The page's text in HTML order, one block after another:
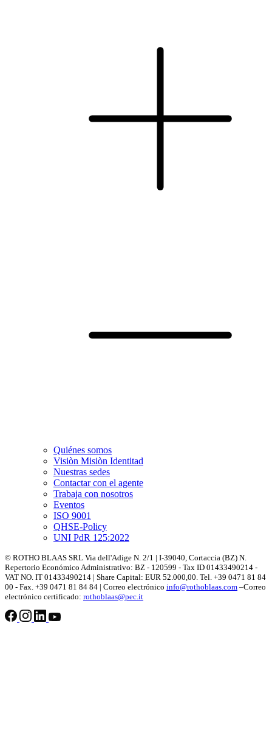
Quiénes somos
Visiòn Misiòn Identitad
Nuestras sedes
Contactar con el agente
Trabaja con nosotros
Eventos
ISO 9001
QHSE-Policy
UNI PdR 125:2022
© ROTHO BLAAS SRL Via dell'Adige N. 2/1 | I-39040, Cortaccia (BZ) N.
Repertorio Económico Administrativo: BZ - 120599 - Tax ID 01433490214 -
VAT NO. IT 01433490214 | Share Capital: EUR 52.000,00. Tel. +39 0471 81 84
00 - Fax. +39 0471 81 84 84 | Correo electrónico info@rothoblaas.com –Correo
electrónico certificado: rothoblaas@pec.it